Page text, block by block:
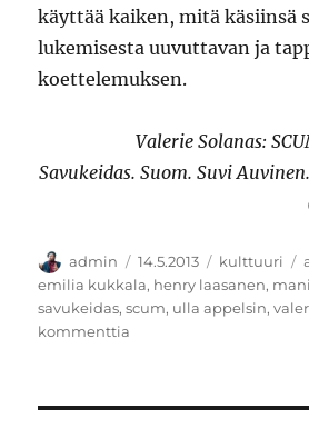
käyttää kaiken, mitä käsiinsä
lukemisesta uuvuttavan ja
koettelemuksen.
Valerie Solanas:
Savukeidas. Suom. Suvi
Kirjoittaja
admin Julkaistu
14.5.2013 Kategoriat
kulttuuri
emilia kukkala, henry laasanen,
savukeidas,scum, ulla appelsin,
kommenttia